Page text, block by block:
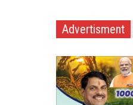
Advertisment